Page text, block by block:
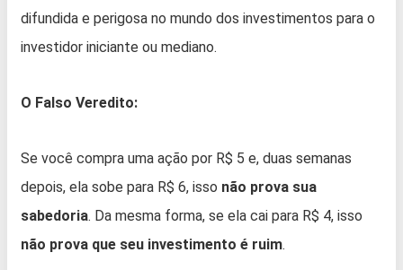
difundida e perigosa no mundo dos investimentos para o
investidor iniciante ou mediano.
O Falso Veredito:
Se você compra uma ação por R$ 5 e, duas semanas
depois, ela sobe para R$ 6, isso não prova sua
sabedoria. Da mesma forma, se ela cai para R$ 4, isso
não prova que seu investimento é ruim.